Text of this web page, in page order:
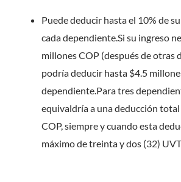
Puede deducir hasta el 10% de
cada dependiente.Si su ingreso
millones COP (después de otras
podría deducir hasta $4.5
dependiente.Para tres
equivaldría a una deducción
COP, siempre y cuando esta
máximo de treinta y dos (32)